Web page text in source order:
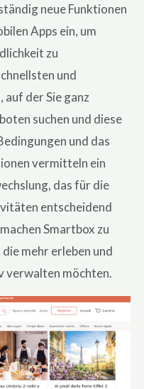
neue Funktionen
Apps ein, um
zu
und
der Sie ganz
suchen und diese
und das
vermitteln ein
das für die
entscheidend
Smartbox zu
mehr erleben und
verwalten möchten.